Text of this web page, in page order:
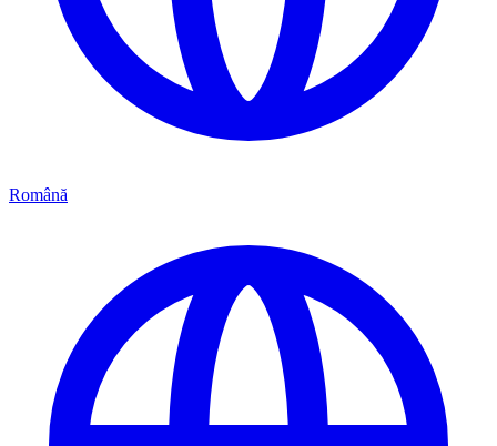
Română